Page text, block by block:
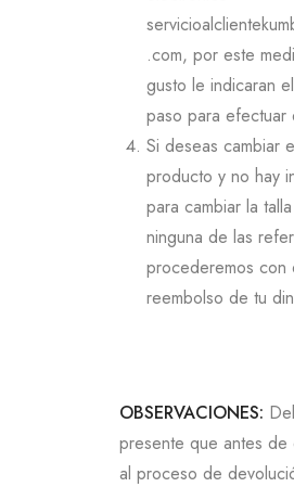
.com, por este
gusto le indicaran
paso para efectuar
Si deseas cambiar
producto y no hay
para cambiar la
ninguna de las
procederemos con
reembolso de tu
OBSERVACIONES:
presente que antes de
al proceso de